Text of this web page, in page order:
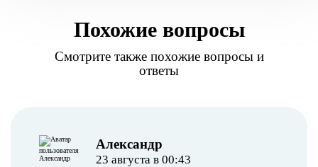
Похожие вопросы
Смотрите также похожие вопросы и
ответы
Александр
23 августа в 00:43